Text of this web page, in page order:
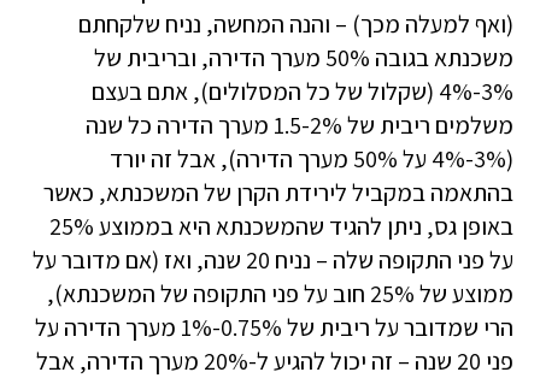
(ואף למעלה מכך) – והנה המחשה, נניח שלקחתם
משכנתא בגובה 50% מערך הדירה, ובריבית של
3%-4% (שקלול של כל המסלולים), אתם בעצם
משלמים ריבית של 1.5-2% מערך הדירה כל שנה
(3%-4% על 50% מערך הדירה), אבל זה יורד
בהתאמה במקביל לירידת הקרן של המשכנתא, כאשר
באופן גס, ניתן להגיד שהמשכנתא היא בממוצע 25%
על פני התקופה שלה – נניח 20 שנה, ואז (אם מדובר על
ממוצע של 25% חוב על פני התקופה של המשכנתא),
הרי שמדובר על ריבית של 0.75%-1% מערך הדירה על
פני 20 שנה – זה יכול להגיע ל-20% מערך הדירה, אבל